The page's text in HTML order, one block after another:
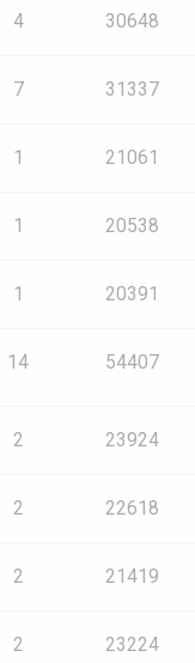
4 30648
7 31337
1 21061
1 20538
1 20391
14 54407
2 23924
2 22618
2 21419
2 23224